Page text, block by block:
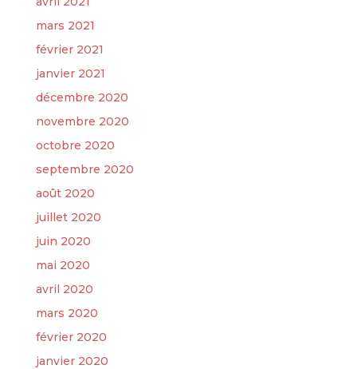
mars 2021
février 2021
janvier 2021
décembre 2020
novembre 2020
octobre 2020
septembre 2020
août 2020
juillet 2020
juin 2020
mai 2020
avril 2020
mars 2020
février 2020
janvier 2020